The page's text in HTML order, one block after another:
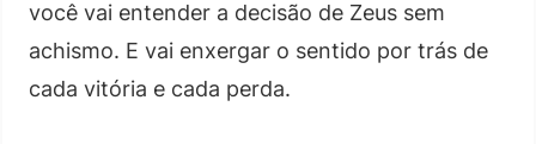
você vai entender a decisão de Zeus sem
achismo. E vai enxergar o sentido por trás de
cada vitória e cada perda.